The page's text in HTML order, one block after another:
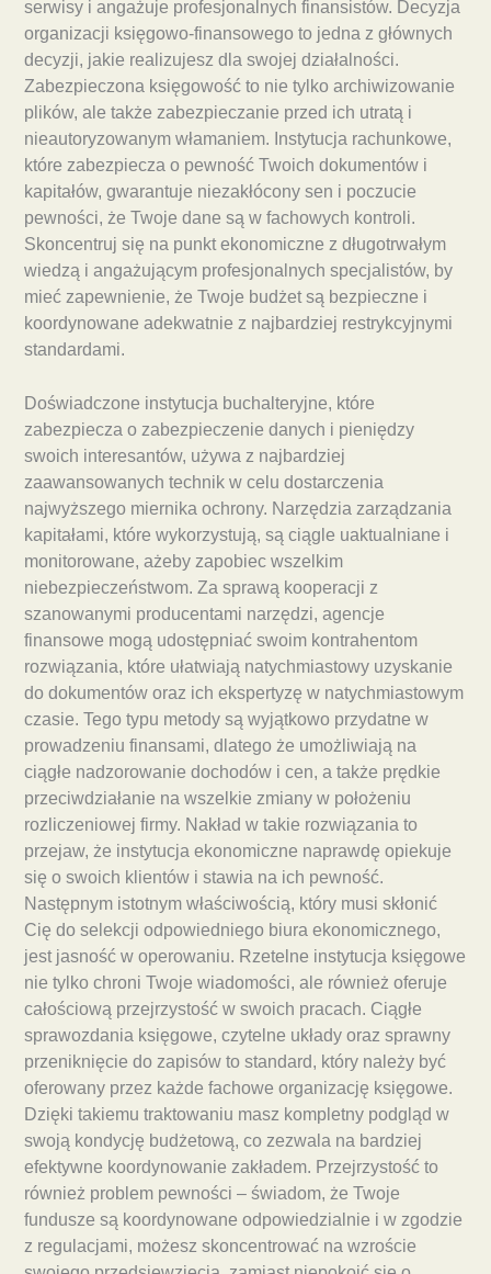
serwisy i angażuje profesjonalnych finansistów. Decyzja
organizacji księgowo-finansowego to jedna z głównych
decyzji, jakie realizujesz dla swojej działalności.
Zabezpieczona księgowość to nie tylko archiwizowanie
plików, ale także zabezpieczanie przed ich utratą i
nieautoryzowanym włamaniem. Instytucja rachunkowe,
które zabezpiecza o pewność Twoich dokumentów i
kapitałów, gwarantuje niezakłócony sen i poczucie
pewności, że Twoje dane są w fachowych kontroli.
Skoncentruj się na punkt ekonomiczne z długotrwałym
wiedzą i angażującym profesjonalnych specjalistów, by
mieć zapewnienie, że Twoje budżet są bezpieczne i
koordynowane adekwatnie z najbardziej restrykcyjnymi
standardami.
Doświadczone instytucja buchalteryjne, które
zabezpiecza o zabezpieczenie danych i pieniędzy
swoich interesantów, używa z najbardziej
zaawansowanych technik w celu dostarczenia
najwyższego miernika ochrony. Narzędzia zarządzania
kapitałami, które wykorzystują, są ciągle uaktualniane i
monitorowane, ażeby zapobiec wszelkim
niebezpieczeństwom. Za sprawą kooperacji z
szanowanymi producentami narzędzi, agencje
finansowe mogą udostępniać swoim kontrahentom
rozwiązania, które ułatwiają natychmiastowy uzyskanie
do dokumentów oraz ich ekspertyzę w natychmiastowym
czasie. Tego typu metody są wyjątkowo przydatne w
prowadzeniu finansami, dlatego że umożliwiają na
ciągłe nadzorowanie dochodów i cen, a także prędkie
przeciwdziałanie na wszelkie zmiany w położeniu
rozliczeniowej firmy. Nakład w takie rozwiązania to
przejaw, że instytucja ekonomiczne naprawdę opiekuje
się o swoich klientów i stawia na ich pewność.
Następnym istotnym właściwością, który musi skłonić
Cię do selekcji odpowiedniego biura ekonomicznego,
jest jasność w operowaniu. Rzetelne instytucja księgowe
nie tylko chroni Twoje wiadomości, ale również oferuje
całościową przejrzystość w swoich pracach. Ciągłe
sprawozdania księgowe, czytelne układy oraz sprawny
przeniknięcie do zapisów to standard, który należy być
oferowany przez każde fachowe organizację księgowe.
Dzięki takiemu traktowaniu masz kompletny podgląd w
swoją kondycję budżetową, co zezwala na bardziej
efektywne koordynowanie zakładem. Przejrzystość to
również problem pewności – świadom, że Twoje
fundusze są koordynowane odpowiedzialnie i w zgodzie
z regulacjami, możesz skoncentrować na wzroście